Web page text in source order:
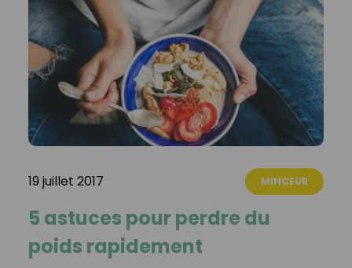
19 juillet 2017 MINCEUR
5 astuces pour perdre du
poids rapidement